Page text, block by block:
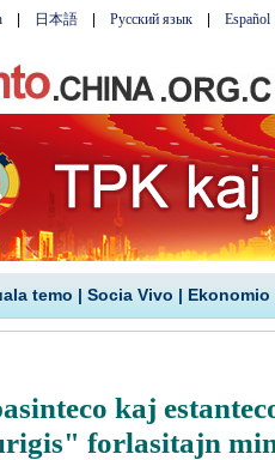
temo | Socia Vivo | Ekonomio
kaj
forlasitajn